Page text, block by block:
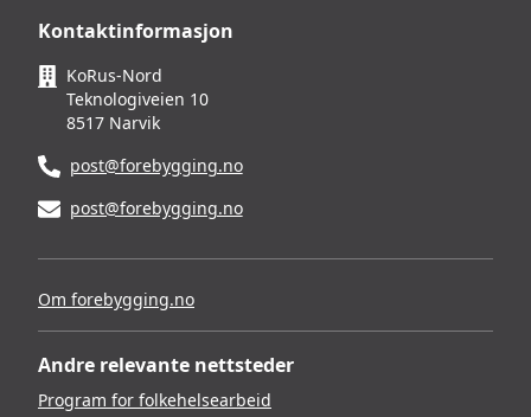
Kontaktinformasjon
KoRus-Nord
Teknologiveien 10
8517 Narvik
post@forebygging.no
post@forebygging.no
Om forebygging.no
Andre relevante nettsteder
Program for folkehelsearbeid